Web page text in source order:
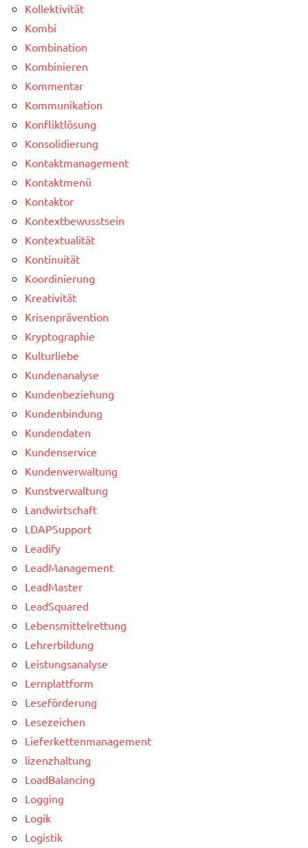
Kollektivität
Kombi
Kombination
Kombinieren
Kommentar
Kommunikation
Konfliktlösung
Konsolidierung
Kontaktmanagement
Kontaktmenü
Kontaktor
Kontextbewusstsein
Kontextualität
Kontinuität
Koordinierung
Kreativität
Krisenprävention
Kryptographie
Kulturliebe
Kundenanalyse
Kundenbeziehung
Kundenbindung
Kundendaten
Kundenservice
Kundenverwaltung
Kunstverwaltung
Landwirtschaft
LDAPSupport
Leadify
LeadManagement
LeadMaster
LeadSquared
Lebensmittelrettung
Lehrerbildung
Leistungsanalyse
Lernplattform
Leseförderung
Lesezeichen
Lieferkettenmanagement
lizenzhaltung
LoadBalancing
Logging
Logik
Logistik